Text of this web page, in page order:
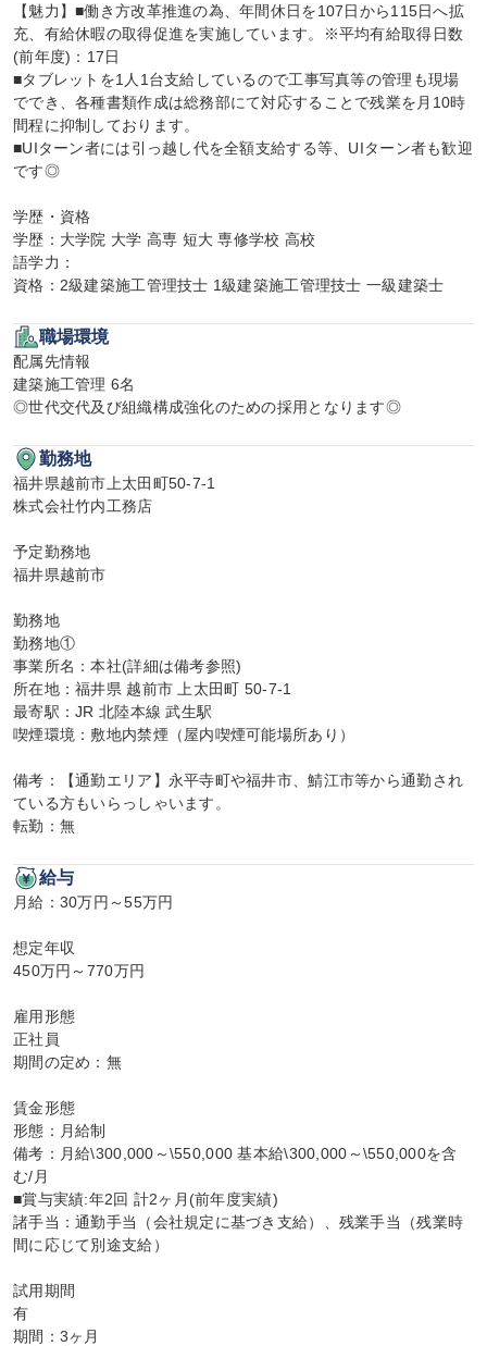
【魅力】■働き方改革推進の為、年間休日を107日から115日へ拡
充、有給休暇の取得促進を実施しています。※平均有給取得日数
(前年度)：17日
■タブレットを1人1台支給しているので工事写真等の管理も現場
ででき、各種書類作成は総務部にて対応することで残業を月10時
間程に抑制しております。
■UIターン者には引っ越し代を全額支給する等、UIターン者も歓迎
です◎
学歴・資格
学歴：大学院 大学 高専 短大 専修学校 高校
語学力：
資格：2級建築施工管理技士 1級建築施工管理技士 一級建築士
職場環境
配属先情報
建築施工管理 6名
◎世代交代及び組織構成強化のための採用となります◎
勤務地
福井県越前市上太田町50-7-1
株式会社竹内工務店
予定勤務地
福井県越前市
勤務地
勤務地①
事業所名：本社(詳細は備考参照)
所在地：福井県 越前市 上太田町 50-7-1
最寄駅：JR 北陸本線 武生駅
喫煙環境：敷地内禁煙（屋内喫煙可能場所あり）
備考：【通勤エリア】永平寺町や福井市、鯖江市等から通勤され
ている方もいらっしゃいます。
転勤：無
給与
月給：30万円～55万円
想定年収
450万円～770万円
雇用形態
正社員
期間の定め：無
賃金形態
形態：月給制
備考：月給\300,000～\550,000 基本給\300,000～\550,000を含
む/月
■賞与実績:年2回 計2ヶ月(前年度実績)
諸手当：通勤手当（会社規定に基づき支給）、残業手当（残業時
間に応じて別途支給）
試用期間
有
期間：3ヶ月